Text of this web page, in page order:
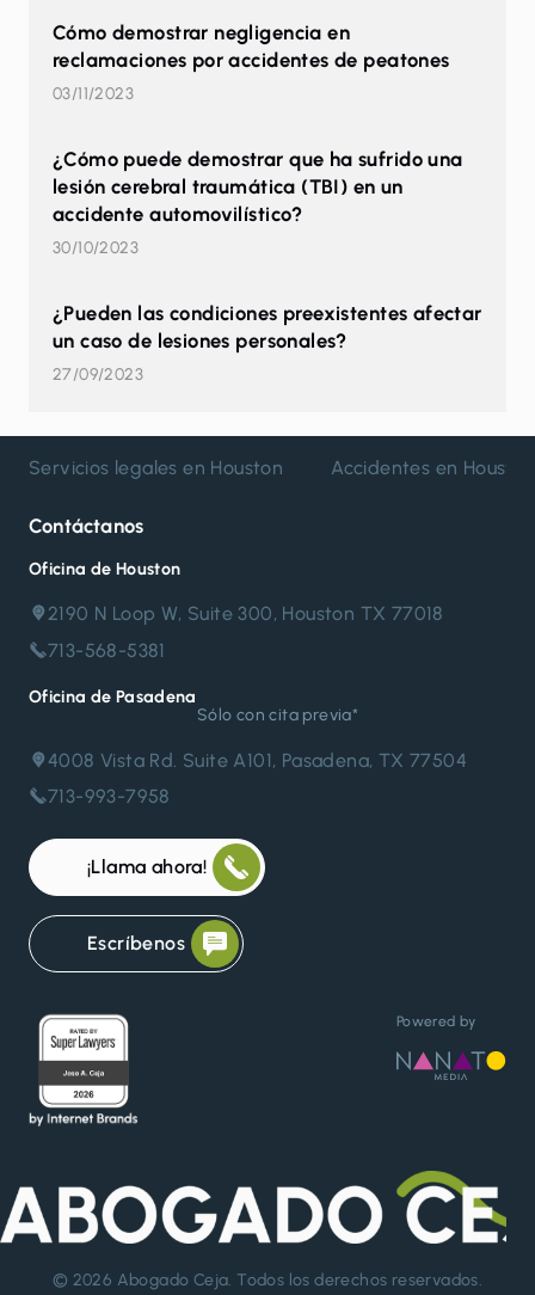
Cómo demostrar negligencia en
reclamaciones por accidentes de peatones
03/11/2023
¿Cómo puede demostrar que ha sufrido una
lesión cerebral traumática (TBI) en un
accidente automovilístico?
30/10/2023
¿Pueden las condiciones preexistentes afectar
un caso de lesiones personales?
27/09/2023
Servicios legales en Houston Accidentes en Houston
Contáctanos
Oficina de Houston
2190 N Loop W, Suite 300, Houston TX 77018
713-568-5381
Oficina de Pasadena
Sólo con cita previa*
4008 Vista Rd. Suite A101, Pasadena, TX 77504
713-993-7958
¡Llama ahora!
Escríbenos
Powered by
© 2026 Abogado Ceja. Todos los derechos reservados.